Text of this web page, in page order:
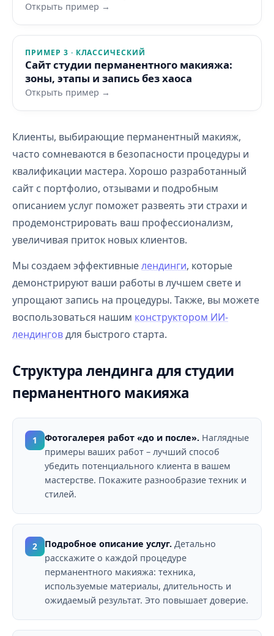
Открыть пример →
ПРИМЕР 3 · КЛАССИЧЕСКИЙ
Сайт студии перманентного макияжа:
зоны, этапы и запись без хаоса
Открыть пример →
Клиенты, выбирающие перманентный макияж,
часто сомневаются в безопасности процедуры и
квалификации мастера. Хорошо разработанный
сайт с портфолио, отзывами и подробным
описанием услуг поможет развеять эти страхи и
продемонстрировать ваш профессионализм,
увеличивая приток новых клиентов.
Мы создаем эффективныелендинги, которые
демонстрируют ваши работы в лучшем свете и
упрощают запись на процедуры. Также, вы можете
воспользоваться нашим конструктором ИИ-
лендинговдля быстрого старта.
Структура лендинга для студии
перманентного макияжа
1 Фотогалерея работ «до и после». Наглядные
примеры ваших работ – лучший способ
убедить потенциального клиента в вашем
мастерстве. Покажите разнообразие техник и
стилей.
2 Подробное описание услуг. Детально
расскажите о каждой процедуре
перманентного макияжа: техника,
используемые материалы, длительность и
ожидаемый результат. Это повышает доверие.